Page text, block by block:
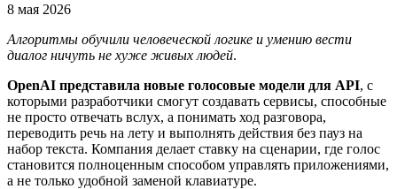
8 мая 2026
Алгоритмы обучили человеческой логике и умению вести
диалог ничуть не хуже живых людей.
OpenAI представила новые голосовые модели для API, с
которыми разработчики смогут создавать сервисы, способные
не просто отвечать вслух, а понимать ход разговора,
переводить речь на лету и выполнять действия без пауз на
набор текста. Компания делает ставку на сценарии, где голос
становится полноценным способом управлять приложениями,
а не только удобной заменой клавиатуре.